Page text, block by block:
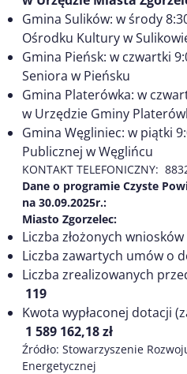
Gmina Sulików: w środy
Ośrodku Kultury w
Gmina Pieńsk: w czwartki
Seniora w Pieńsku
Gmina Platerówka: w
w Urzędzie Gminy
Gmina Węgliniec: w piątki
Publicznej w Węglińcu
KONTAKT TELEFONICZNY:
Dane o programie Czyste
na 30.09.2025r.:
Miasto Zgorzelec:
Liczba złożonych
Liczba zawartych umów o
Liczba zrealizowanych
119
Kwota wypłaconej dotacji
1 589 162,18 zł
Źródło: Stowarzyszenie
Energetycznej